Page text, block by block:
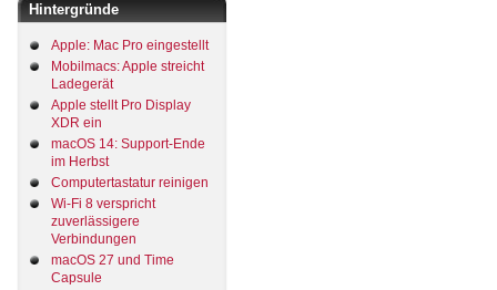
Hintergründe
Apple: Mac Pro eingestellt
Mobilmacs: Apple streicht
Ladegerät
Apple stellt Pro Display
XDR ein
macOS 14: Support-Ende
im Herbst
Computertastatur reinigen
Wi-Fi 8 verspricht
zuverlässigere
Verbindungen
macOS 27 und Time
Capsule